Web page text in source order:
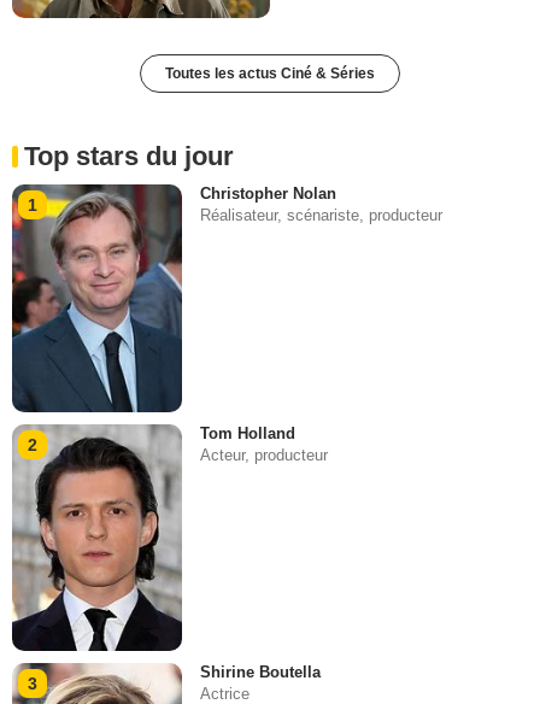
Toutes les actus Ciné & Séries
Top stars du jour
1
Christopher Nolan
Réalisateur, scénariste, producteur
2
Tom Holland
Acteur, producteur
3
Shirine Boutella
Actrice